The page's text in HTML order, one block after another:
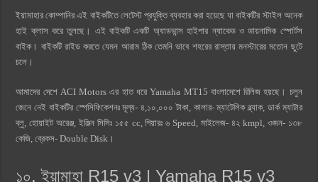
ইয়ামাহার কোম্পানির এই বাইকটিতে লেটেস্ট প্রযুক্তি ব্যবহার করা হয়েছে যা বাইকটির স্টাইল অনেক
হাই ক্লাস করে তুলছে। এই বাইকটি একটি অ্যাডভান্স হাইপার ন্যাকেড ও ডায়নামিক স্পোর্টস
বাইক। বাইকটি রাইড করতে যেমন আরাম ঠিক তেমনি ভাবে শহরের রাস্তায় মনস্টারের মতোন ছুটে
চলে।
আমাদের দেশে ACI Motors এর হাত ধরে Yamaha MT15 বাংলাদেশে রিলিজ হয়ছে। চলুন
জেনে নেই বাইকটির স্পেসিফিকেশনঃ মূল্য- ৪,১০,০০০ টাকা, কালার- ম্যাটেলিক ব্ল্যাক, ডার্ক ম্যাটার
ব্লু, হোয়াইট অরেঞ্জ, ইঞ্জিন সিসিঃ ১৫৫ cc, গিয়ারঃ ৬ Speed, মাইলেজ- ৪২ kmpl, ওজন- ১৩৮
কেজি, ব্রেকস- Double Disk।
১০. ইয়ামাহা R15 v3 | Yamaha R15 v3